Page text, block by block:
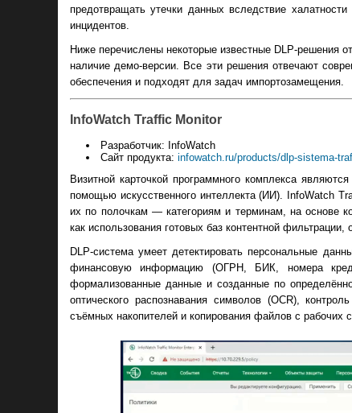
предотвращать утечки данных вследствие
инцидентов.
Ниже перечислены некоторые известные DLP-решения
наличие демо-версии. Все эти решения отвечают
обеспечения и подходят для задач импортозамещения.
InfoWatch Traffic Monitor
Разработчик: InfoWatch
Сайт продукта:infowatch.ru/products/dlp-sistema-
Визитной карточкой программного комплекса
помощью искусственного интеллекта (ИИ). InfoWatch
их по полочкам — категориям и терминам, на основе
как использования готовых баз контентной
DLP-система умеет детектировать персональные
финансовую информацию (ОГРН, БИК, номера
формализованные данные и созданные по
оптического распознавания символов (OCR),
съёмных накопителей и копирования файлов с рабочих